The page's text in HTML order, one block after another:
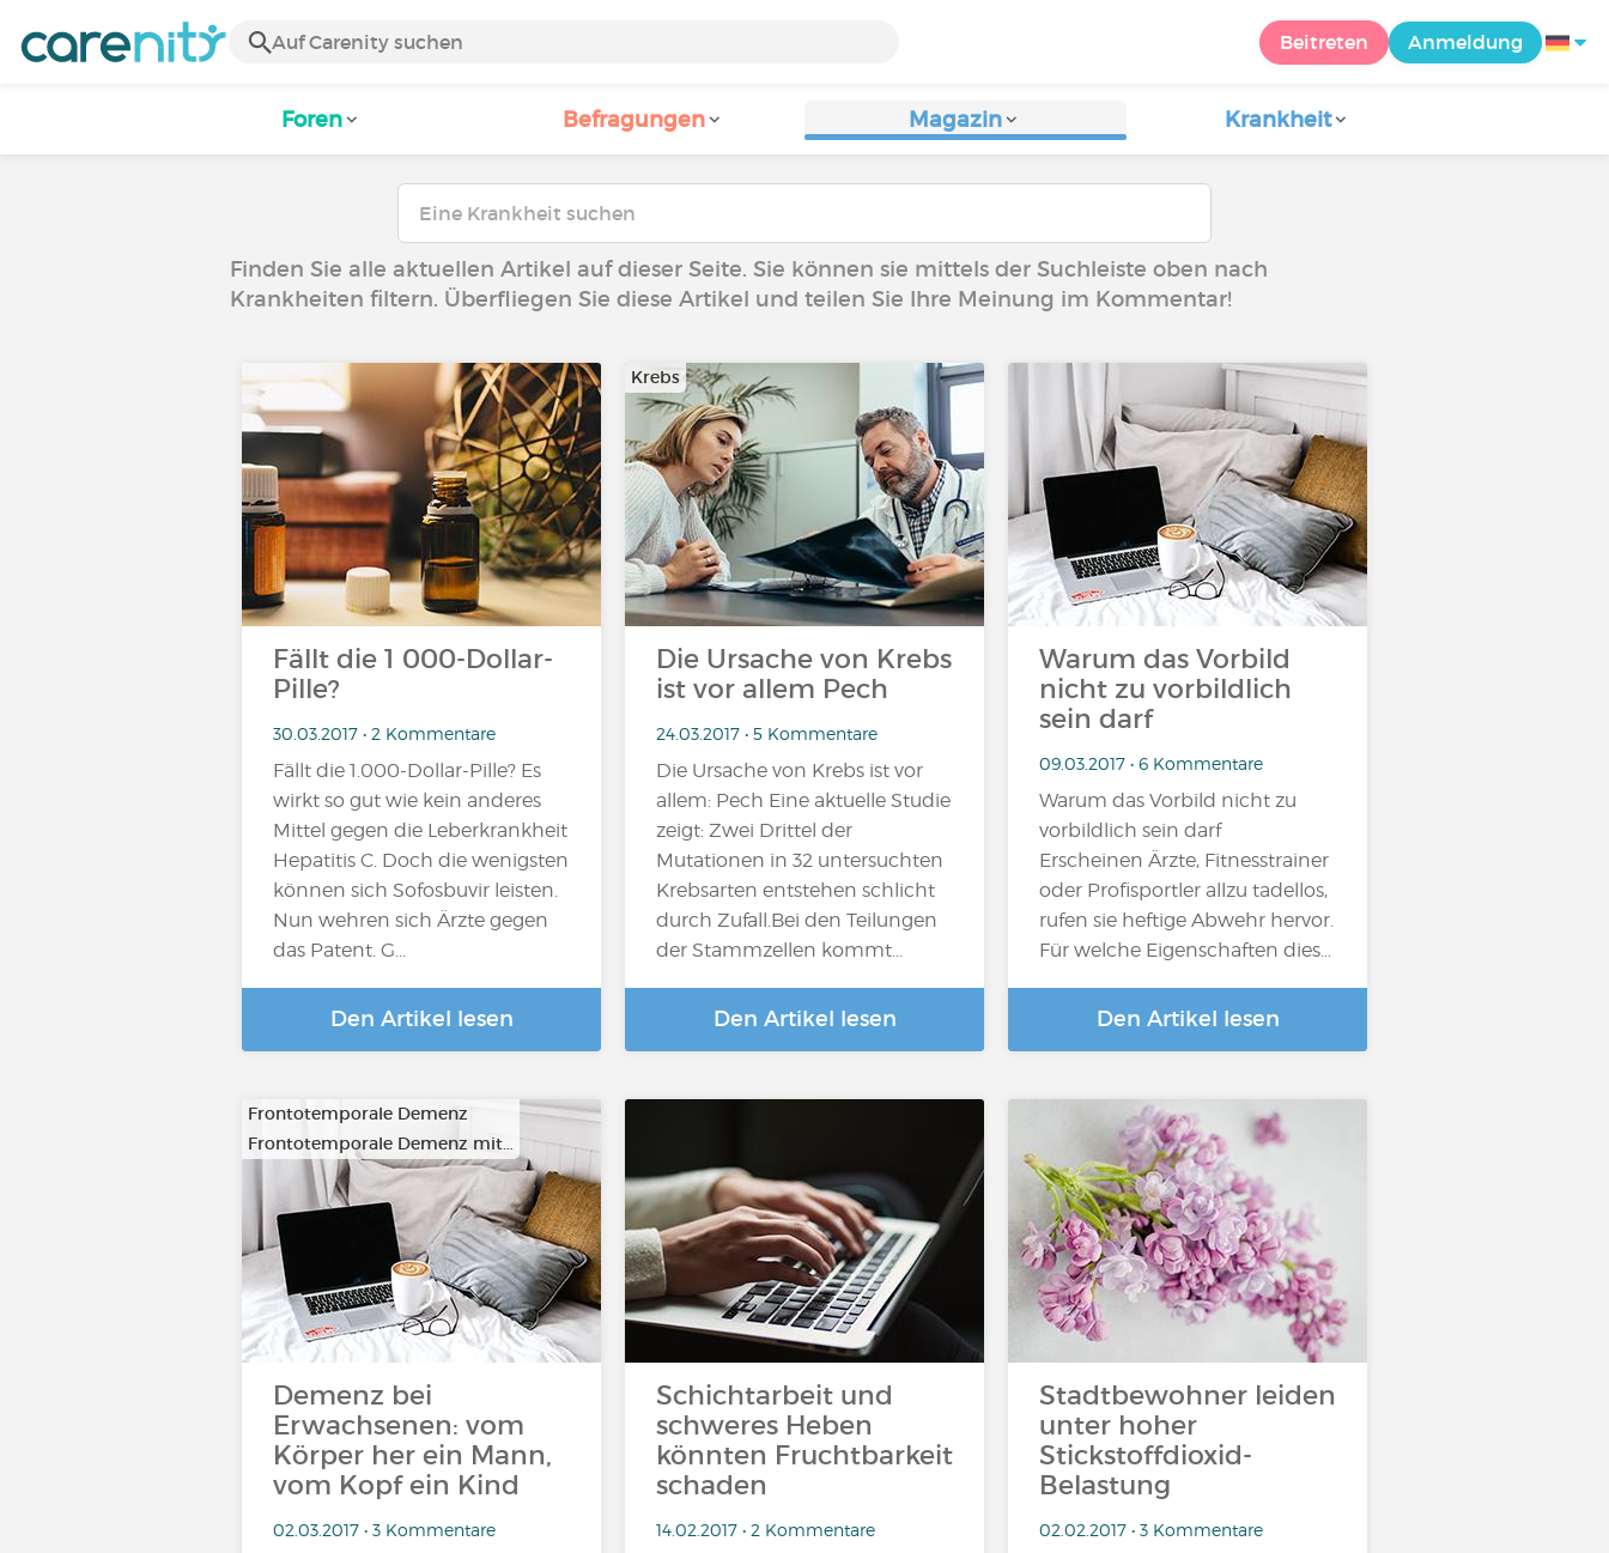
Beitreten Anmeldung
Foren Befragungen Magazin Krankheit
Finden Sie alle aktuellen Artikel auf dieser Seite. Sie können sie mittels der Suchleiste oben nach
Krankheiten filtern. Überfliegen Sie diese Artikel und teilen Sie Ihre Meinung im Kommentar!
Fällt die 1 000-Dollar-
Pille?
30.03.2017 • 2 Kommentare
Fällt die 1.000-Dollar-Pille? Es
wirkt so gut wie kein anderes
Mittel gegen die Leberkrankheit
Hepatitis C. Doch die wenigsten
können sich Sofosbuvir leisten.
Nun wehren sich Ärzte gegen
das Patent. G...
Den Artikel lesen
Krebs
Die Ursache von Krebs
ist vor allem Pech
24.03.2017 • 5 Kommentare
Die Ursache von Krebs ist vor
allem: Pech Eine aktuelle Studie
zeigt: Zwei Drittel der
Mutationen in 32 untersuchten
Krebsarten entstehen schlicht
durch Zufall.Bei den Teilungen
der Stammzellen kommt...
Den Artikel lesen
Warum das Vorbild
nicht zu vorbildlich
sein darf
09.03.2017 • 6 Kommentare
Warum das Vorbild nicht zu
vorbildlich sein darf
Erscheinen Ärzte, Fitnesstrainer
oder Profisportler allzu tadellos,
rufen sie heftige Abwehr hervor.
Für welche Eigenschaften dies…
Den Artikel lesen
Frontotemporale Demenz
Frontotemporale Demenz mit…
Demenz bei
Erwachsenen: vom
Körper her ein Mann,
vom Kopf ein Kind
02.03.2017 • 3 Kommentare
Schichtarbeit und
schweres Heben
könnten Fruchtbarkeit
schaden
14.02.2017 • 2 Kommentare
Stadtbewohner leiden
unter hoher
Stickstoffdioxid-
Belastung
02.02.2017 • 3 Kommentare